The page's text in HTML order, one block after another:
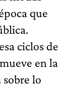
que
ciclos de
en la
lo